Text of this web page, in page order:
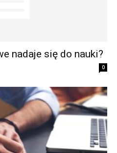
nadaje się do nauki?
0